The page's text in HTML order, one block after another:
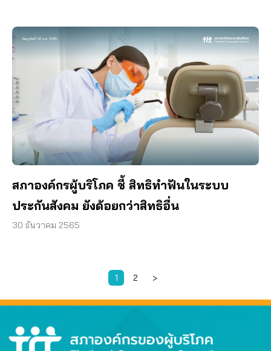
สภาองค์กรผู้บริโภค ชี้ สิทธิทำฟันในระบบ
ประกันสังคม ยังด้อยกว่าสิทธิอื่น
30 ธันวาคม 2565
1 2 >